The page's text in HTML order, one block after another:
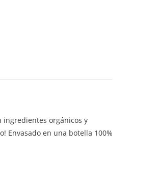
ingredientes orgánicos y
Envasado en una botella 100%